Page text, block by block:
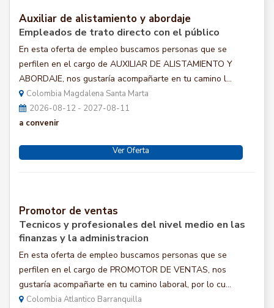
Auxiliar de alistamiento y abordaje
Empleados de trato directo con el público
En esta oferta de empleo buscamos personas que se
perfilen en el cargo de AUXILIAR DE ALISTAMIENTO Y
ABORDAJE, nos gustaría acompañarte en tu camino l...
Colombia Magdalena Santa Marta
2026-08-12 - 2027-08-11
a convenir
Ver Oferta
Promotor de ventas
Tecnicos y profesionales del nivel medio en las
finanzas y la administracion
En esta oferta de empleo buscamos personas que se
perfilen en el cargo de PROMOTOR DE VENTAS, nos
gustaría acompañarte en tu camino laboral, por lo cu...
Colombia Atlantico Barranquilla